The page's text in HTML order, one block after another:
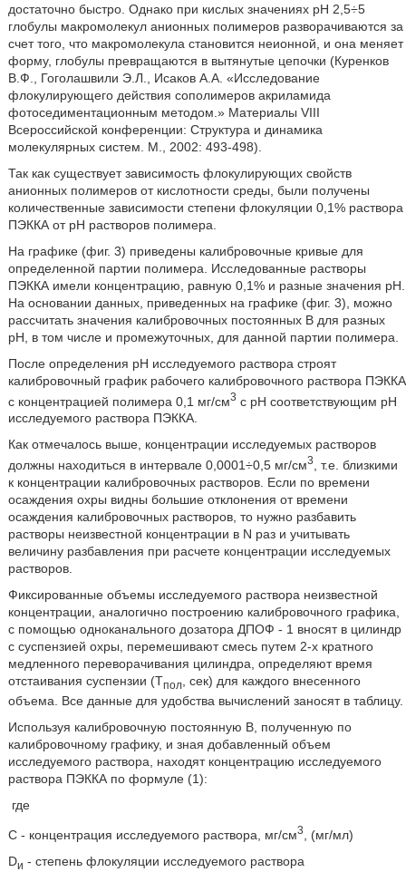
достаточно быстро. Однако при кислых значениях рН 2,5÷5
глобулы макромолекул анионных полимеров разворачиваются за
счет того, что макромолекула становится неионной, и она меняет
форму, глобулы превращаются в вытянутые цепочки (Куренков
В.Ф., Гоголашвили Э.Л., Исаков А.А. «Исследование
флокулирующего действия сополимеров акриламида
фотоседиментационным методом.» Материалы VIII
Всероссийской конференции: Структура и динамика
молекулярных систем. М., 2002: 493-498).
Так как существует зависимость флокулирующих свойств
анионных полимеров от кислотности среды, были получены
количественные зависимости степени флокуляции 0,1% раствора
ПЭККА от рН растворов полимера.
На графике (фиг. 3) приведены калибровочные кривые для
определенной партии полимера. Исследованные растворы
ПЭККА имели концентрацию, равную 0,1% и разные значения рН.
На основании данных, приведенных на графике (фиг. 3), можно
рассчитать значения калибровочных постоянных В для разных
рН, в том числе и промежуточных, для данной партии полимера.
После определения рН исследуемого раствора строят
калибровочный график рабочего калибровочного раствора ПЭККА
с концентрацией полимера 0,1 мг/см3 с рН соответствующим рН
исследуемого раствора ПЭККА.
Как отмечалось выше, концентрации исследуемых растворов
должны находиться в интервале 0,0001÷0,5 мг/см3
, т.е. близкими
к концентрации калибровочных растворов. Если по времени
осаждения охры видны большие отклонения от времени
осаждения калибровочных растворов, то нужно разбавить
растворы неизвестной концентрации в N раз и учитывать
величину разбавления при расчете концентрации исследуемых
растворов.
Фиксированные объемы исследуемого раствора неизвестной
концентрации, аналогично построению калибровочного графика,
с помощью одноканального дозатора ДПОФ - 1 вносят в цилиндр
с суспензией охры, перемешивают смесь путем 2-х кратного
медленного переворачивания цилиндра, определяют время
отстаивания суспензии (Тпол, сек) для каждого внесенного
объема. Все данные для удобства вычислений заносят в таблицу.
Используя калибровочную постоянную В, полученную по
калибровочному графику, и зная добавленный объем
исследуемого раствора, находят концентрацию исследуемого
раствора ПЭККА по формуле (1):
где
С - концентрация исследуемого раствора, мг/см3
, (мг/мл)
Dи - степень флокуляции исследуемого раствора